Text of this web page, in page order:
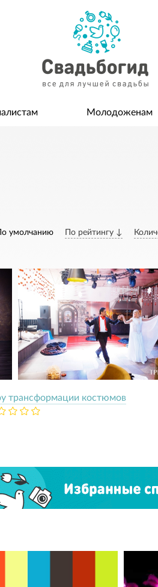
Молодоженам
По умолчанию По рейтингу ↓
трансформации костюмов